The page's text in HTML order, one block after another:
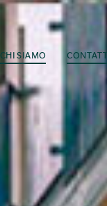
CHI SIAMO CONTATTI